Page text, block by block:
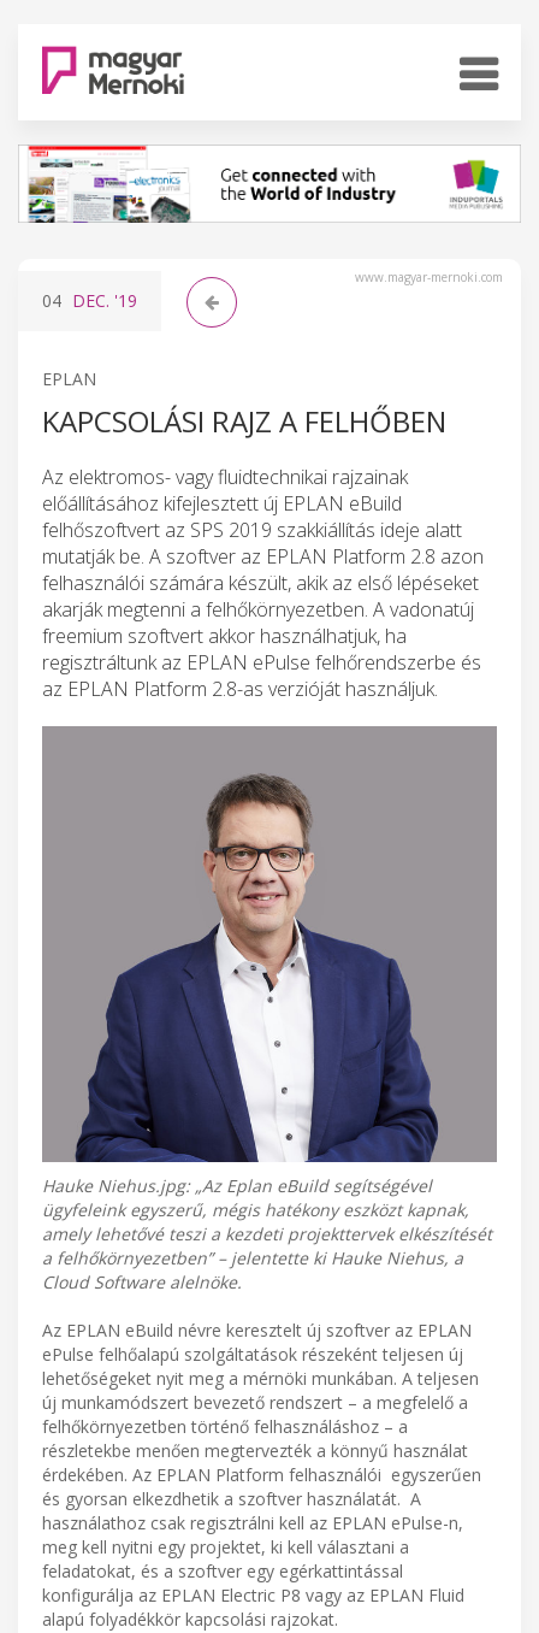
www.magyar-mernoki.com
04 DEC. '19
EPLAN
KAPCSOLÁSI RAJZ A FELHŐBEN
Az elektromos- vagy fluidtechnikai rajzainak
előállításához kifejlesztett új EPLAN eBuild
felhőszoftvert az SPS 2019 szakkiállítás ideje alatt
mutatják be. A szoftver az EPLAN Platform 2.8 azon
felhasználói számára készült, akik az első lépéseket
akarják megtenni a felhőkörnyezetben. A vadonatúj
freemium szoftvert akkor használhatjuk, ha
regisztráltunk az EPLAN ePulse felhőrendszerbe és
az EPLAN Platform 2.8-as verzióját használjuk.
Hauke Niehus.jpg: „Az Eplan eBuild segítségével
ügyfeleink egyszerű, mégis hatékony eszközt kapnak,
amely lehetővé teszi a kezdeti projekttervek elkészítését
a felhőkörnyezetben” – jelentette ki Hauke Niehus, a
Cloud Software alelnöke.
Az EPLAN eBuild névre keresztelt új szoftver az EPLAN
ePulse felhőalapú szolgáltatások részeként teljesen új
lehetőségeket nyit meg a mérnöki munkában. A teljesen
új munkamódszert bevezető rendszert – a megfelelő a
felhőkörnyezetben történő felhasználáshoz – a
részletekbe menően megtervezték a könnyű használat
érdekében. Az EPLAN Platform felhasználói egyszerűen
és gyorsan elkezdhetik a szoftver használatát. A
használathoz csak regisztrálni kell az EPLAN ePulse-n,
meg kell nyitni egy projektet, ki kell választani a
feladatokat, és a szoftver egy egérkattintással
konfigurálja az EPLAN Electric P8 vagy az EPLAN Fluid
alapú folyadékkör kapcsolási rajzokat.